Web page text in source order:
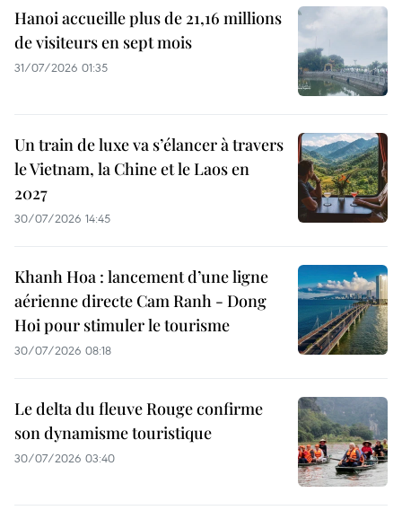
Hanoi accueille plus de 21,16 millions
de visiteurs en sept mois ​
31/07/2026 01:35
Un train de luxe va s’élancer à travers
le Vietnam, la Chine et le Laos en
2027
30/07/2026 14:45
Khanh Hoa : lancement d’une ligne
aérienne directe Cam Ranh - Dong
Hoi pour stimuler le tourisme
30/07/2026 08:18
Le delta du fleuve Rouge confirme
son dynamisme touristique
30/07/2026 03:40